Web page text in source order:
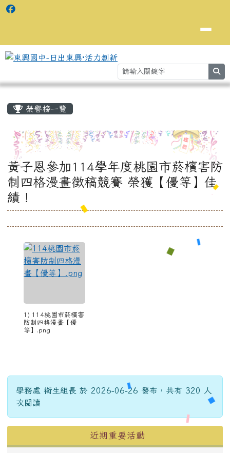
榮譽榜一覽
黃子恩參加114學年度桃園市菸檳害防
制四格漫畫徵稿競賽 榮獲【優等】佳
績！
1) 114桃園市菸檳害
防制四格漫畫【優
等】.png
學務處 衛生組長 於 2026-06-26 發布，共有 320 人
次閱讀
近期重要活動